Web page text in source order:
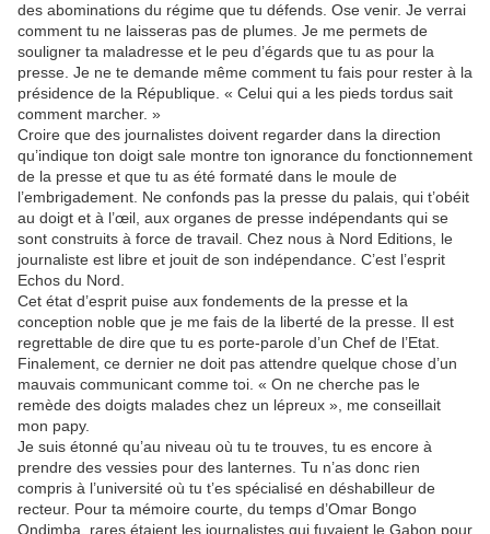
des abominations du régime que tu défends. Ose venir. Je verrai
comment tu ne laisseras pas de plumes. Je me permets de
souligner ta maladresse et le peu d’égards que tu as pour la
presse. Je ne te demande même comment tu fais pour rester à la
présidence de la République. « Celui qui a les pieds tordus sait
comment marcher. »
Croire que des journalistes doivent regarder dans la direction
qu’indique ton doigt sale montre ton ignorance du fonctionnement
de la presse et que tu as été formaté dans le moule de
l’embrigadement. Ne confonds pas la presse du palais, qui t’obéit
au doigt et à l’œil, aux organes de presse indépendants qui se
sont construits à force de travail. Chez nous à Nord Editions, le
journaliste est libre et jouit de son indépendance. C’est l’esprit
Echos du Nord.
Cet état d’esprit puise aux fondements de la presse et la
conception noble que je me fais de la liberté de la presse. Il est
regrettable de dire que tu es porte-parole d’un Chef de l’Etat.
Finalement, ce dernier ne doit pas attendre quelque chose d’un
mauvais communicant comme toi. « On ne cherche pas le
remède des doigts malades chez un lépreux », me conseillait
mon papy.
Je suis étonné qu’au niveau où tu te trouves, tu es encore à
prendre des vessies pour des lanternes. Tu n’as donc rien
compris à l’université où tu t’es spécialisé en déshabilleur de
recteur. Pour ta mémoire courte, du temps d’Omar Bongo
Ondimba, rares étaient les journalistes qui fuyaient le Gabon pour